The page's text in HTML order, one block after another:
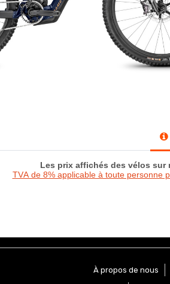
Les prix affichés des vélos sur
TVA de 8% applicable à toute personne
À propos de nous